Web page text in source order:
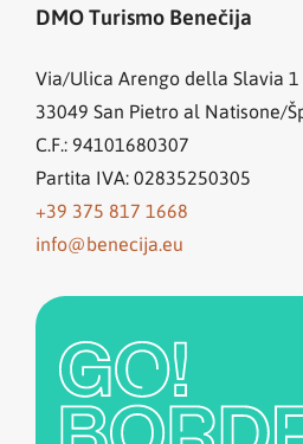
DMO Turismo Benečija
Via/Ulica Arengo della Slavia 1
33049 San Pietro al Natisone/
C.F.: 94101680307
Partita IVA: 02835250305
+39 375 817 1668
info@benecija.eu